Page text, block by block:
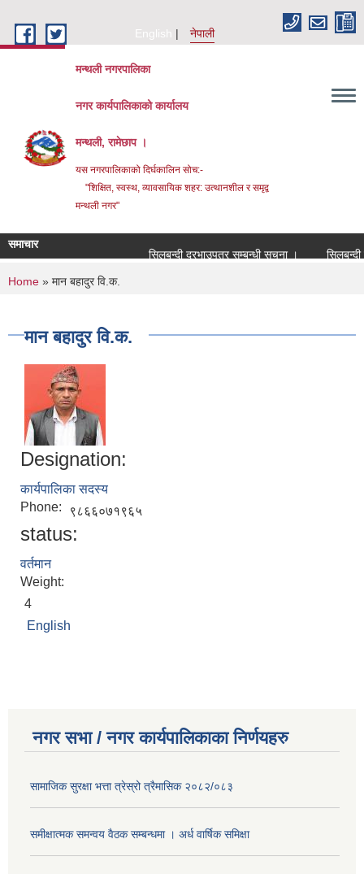
English
नेपाली
मन्थली नगरपालिका
नगर कार्यपालिकाको कार्यालय
मन्थली, रामेछाप ।
यस नगरपालिकाको दिर्घकालिन सोच:-
"शिक्षित, स्वस्थ, व्यावसायिक शहर: उत्थानशील र समृद्व
मन्थली नगर"
समाचार
सिलबन्दी दरभाउपत्र सम्बन्धी सूचना ।
सिलबन्दी
You are here
Home » मान बहादुर वि.क.
मान बहादुर वि.क.
Designation:
कार्यपालिका सदस्य
Phone:
९८६६०७१९६५
status:
वर्तमान
Weight:
4
English
नगर सभा / नगर कार्यपालिकाका निर्णयहरु
सामाजिक सुरक्षा भत्ता त्रेस्रो त्रैमासिक २०८२/०८३
समीक्षात्मक समन्वय वैठक सम्बन्धमा । अर्ध वार्षिक समिक्षा